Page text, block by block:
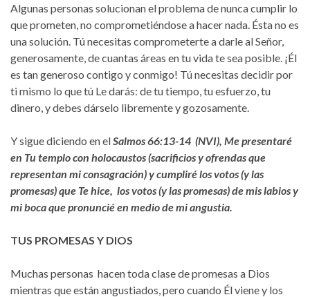
Algunas personas solucionan el problema de nunca cumplir lo
que prometen, no comprometiéndose a hacer nada. Ésta no es
una solución. Tú necesitas comprometerte a darle al Señor,
generosamente, de cuantas áreas en tu vida te sea posible. ¡Él
es tan generoso contigo y conmigo! Tú necesitas decidir por
ti mismo lo que tú Le darás: de tu tiempo, tu esfuerzo, tu
dinero, y debes dárselo libremente y gozosamente.
Y sigue diciendo en elSalmos 66:13-14 (NVI), Me presentaré
en Tu templo con holocaustos (sacrificios y ofrendas que
representan mi consagración) y cumpliré los votos (y las
promesas) que Te hice, los votos (y las promesas) de mis labios y
mi boca que pronuncié en medio de mi angustia.
TUS PROMESAS Y DIOS
Muchas personas hacen toda clase de promesas a Dios
mientras que están angustiados, pero cuando Él viene y los